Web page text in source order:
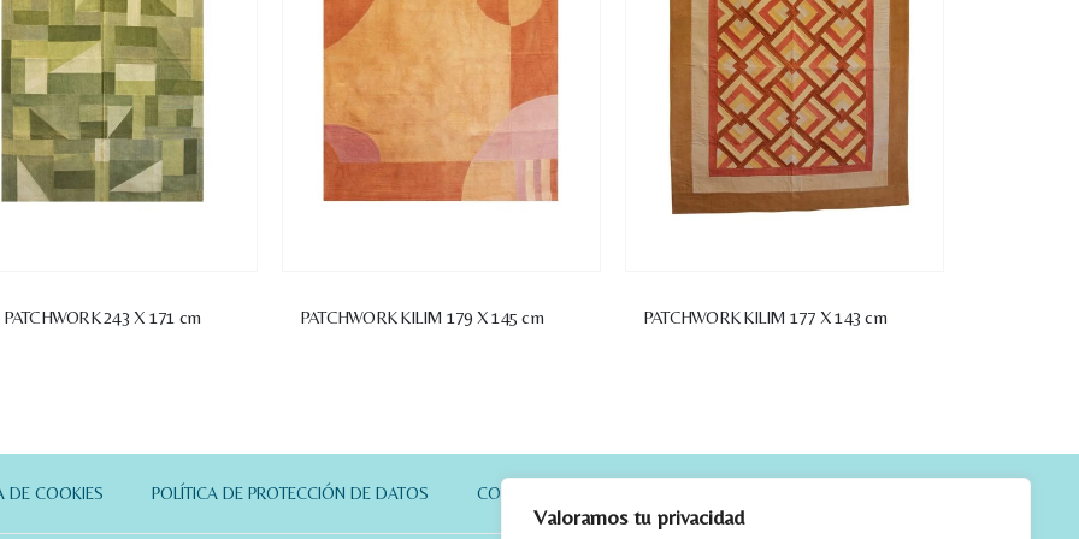
Valoramos tu privacidad
243 X 171 cm PATCHWORK KILIM 179 X 145 cm PATCHWORK KILIM 177 X 143 cm
DE COOKIES POLÍTICA DE PROTECCIÓN DE DATOS CONTACTO